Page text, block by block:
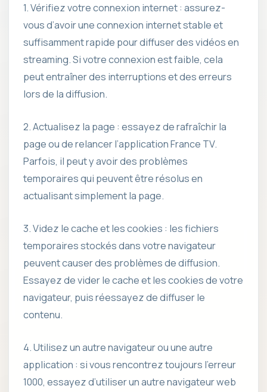
1. Vérifiez votre connexion internet : assurez-
vous d’avoir une connexion internet stable et
suffisamment rapide pour diffuser des vidéos en
streaming. Si votre connexion est faible, cela
peut entraîner des interruptions et des erreurs
lors de la diffusion.
2. Actualisez la page : essayez de rafraîchir la
page ou de relancer l’application France TV.
Parfois, il peut y avoir des problèmes
temporaires qui peuvent être résolus en
actualisant simplement la page.
3. Videz le cache et les cookies : les fichiers
temporaires stockés dans votre navigateur
peuvent causer des problèmes de diffusion.
Essayez de vider le cache et les cookies de votre
navigateur, puis réessayez de diffuser le
contenu.
4. Utilisez un autre navigateur ou une autre
application : si vous rencontrez toujours l’erreur
1000, essayez d’utiliser un autre navigateur web